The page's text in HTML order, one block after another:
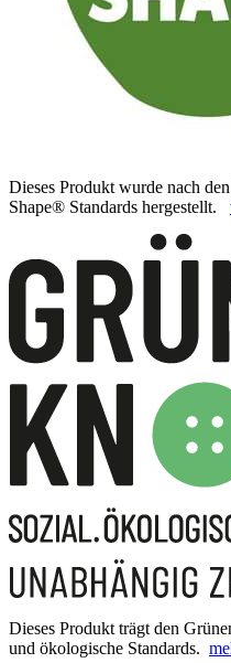
Dieses Produkt wurde nach
Shape® Standards hergestellt.
Dieses Produkt trägt den
und ökologische Standards.